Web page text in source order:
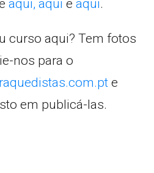
aqui, aqui e aqui.
curso aqui? Tem fotos
nos para o
e
em publicá-las.